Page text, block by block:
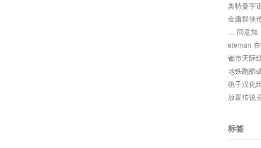
奥特曼宇
金庸群侠
… 同意加
steman
都市天际
地铁跑酷
桃子汉化
放置传说
标签